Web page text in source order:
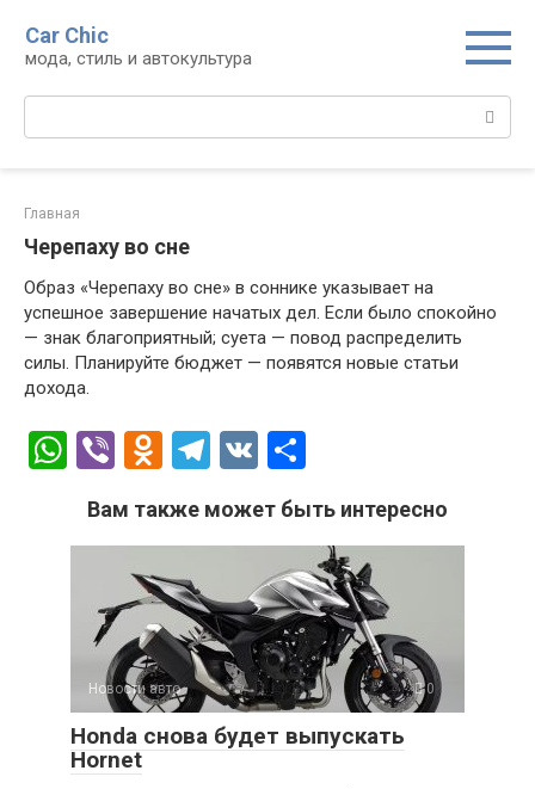
контенту
Car Chic
мода, стиль и автокультура
Поиск:
Главная
Черепаху во сне
Образ «Черепаху во сне» в соннике указывает на
успешное завершение начатых дел. Если было спокойно
— знак благоприятный; суета — повод распределить
силы. Планируйте бюджет — появятся новые статьи
дохода.
W
at
Vi
er
O
n
kl
a
ss
ni
ki
T
e
a
m
V
п
р
а
в
и
ть
Вам также может быть интересно
Новости авто 0
Honda снова будет выпускать
Hornet